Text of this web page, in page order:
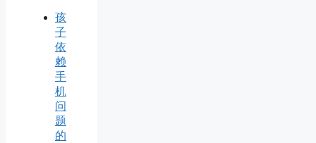
孩
子
依
赖
手
机
问
题
的